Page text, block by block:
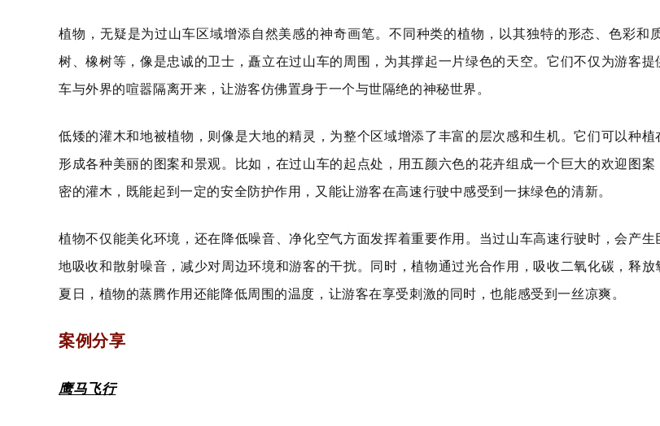
植物，无疑是为过山车区域增添自然美感的神奇画笔。不同种类的植物，以其独特的形态、色彩
树、橡树等，像是忠诚的卫士，矗立在过山车的周围，为其撑起一片绿色的天空。它们不仅为游客
车与外界的喧嚣隔离开来，让游客仿佛置身于一个与世隔绝的神秘世界。
低矮的灌木和地被植物，则像是大地的精灵，为整个区域增添了丰富的层次感和生机。它们可以种
形成各种美丽的图案和景观。比如，在过山车的起点处，用五颜六色的花卉组成一个巨大的欢迎图
密的灌木，既能起到一定的安全防护作用，又能让游客在高速行驶中感受到一抹绿色的清新。
植物不仅能美化环境，还在降低噪音、净化空气方面发挥着重要作用。当过山车高速行驶时，会产
地吸收和散射噪音，减少对周边环境和游客的干扰。同时，植物通过光合作用，吸收二氧化碳，释
夏日，植物的蒸腾作用还能降低周围的温度，让游客在享受刺激的同时，也能感受到一丝凉爽。
案例分享
鹰马飞行